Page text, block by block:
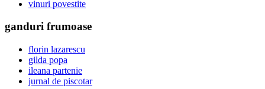
vinuri povestite
ganduri frumoase
florin lazarescu
gilda popa
ileana partenie
jurnal de piscotar